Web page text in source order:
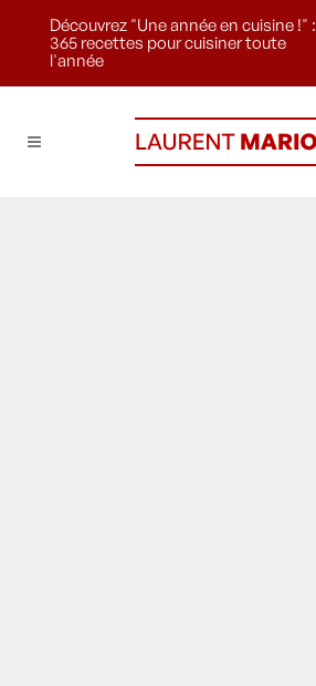
Découvrez "Une année en cuisine !" :
365 recettes pour cuisiner toute
l'année